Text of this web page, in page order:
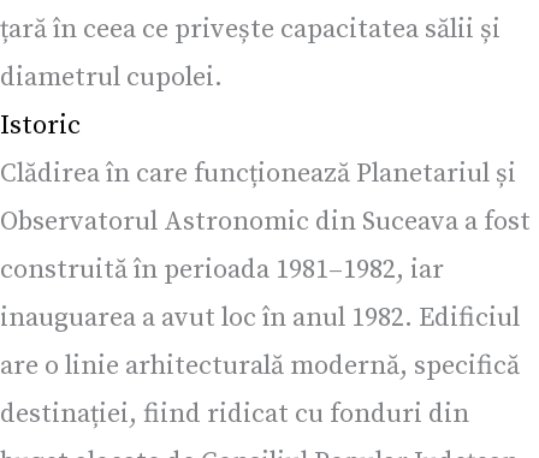
țară în ceea ce privește capacitatea sălii și
diametrul cupolei.
Istoric
Clădirea în care funcționează Planetariul și
Observatorul Astronomic din Suceava a fost
construită în perioada 1981–1982, iar
inauguarea a avut loc în anul 1982. Edificiul
are o linie arhitecturală modernă, specifică
destinației, fiind ridicat cu fonduri din